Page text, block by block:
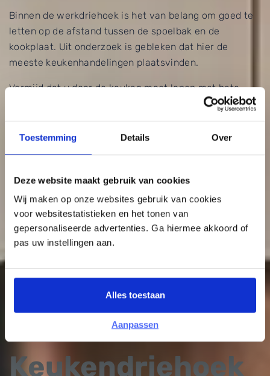
Toestemming Details Over
Deze website maakt gebruik van cookies
Wij maken op onze websites gebruik van cookies
voor websitestatistieken en het tonen van
gepersonaliseerde advertenties. Ga hiermee akkoord of
pas uw instellingen aan.
Alles toestaan
Aanpassen
Binnen de werkdriehoek is het van belang om goed te
letten op de afstand tussen de spoelbak en de
kookplaat. Uit onderzoek is gebleken dat hier de
meeste keukenhandelingen plaatsvinden.
Vermijd dat u door de keuken moet lopen met hete
potten en pannen om bijvoorbeeld pasta af te gieten.
Houd maximaal twee meter aan voor dit deel van uw
keuken en u bent verzekerd van praktisch gemak!
Keukendriehoek